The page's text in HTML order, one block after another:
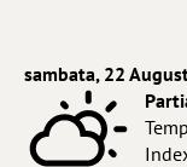
sambata, 22